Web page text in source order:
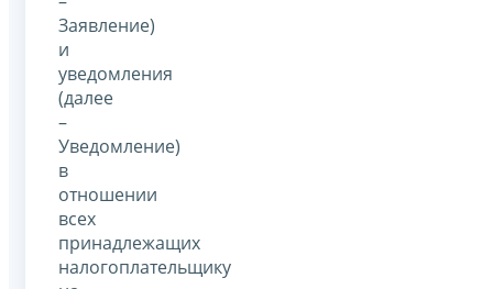
Заявление)
и
уведомления
(далее
–
Уведомление)
в
отношении
всех
принадлежащих
налогоплательщику